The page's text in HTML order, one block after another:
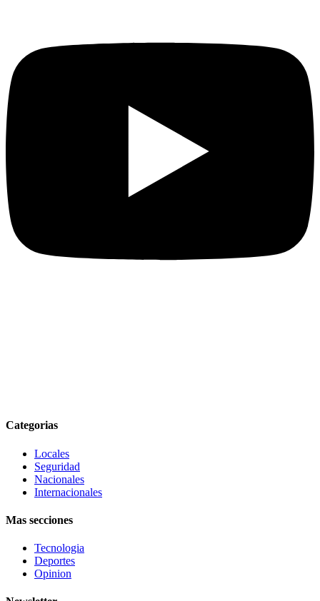
Categorias
Locales
Seguridad
Nacionales
Internacionales
Mas secciones
Tecnologia
Deportes
Opinion